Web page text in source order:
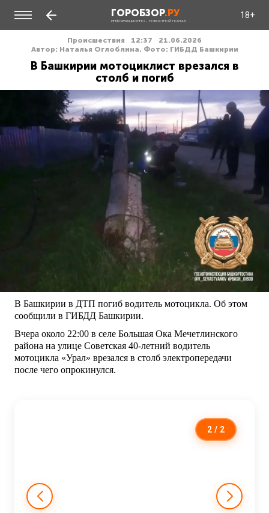
ГОРОБЗОР.РУ
ИНФОРМАЦИОННО - НОВОСТНОЙ ПОРТАЛ
18+
Происшествия 12:37
21.06.2026
Автор: Наталья Оглоблина. Фото: ГИБДД Башкирии
В Башкирии мотоциклист врезался в
столб и погиб
В Башкирии в ДТП погиб водитель мотоцикла. Об этом
сообщили в ГИБДД Башкирии.
Вчера около 22:00 в селе Большая Ока Мечетлинского
района на улице Советская 40-летний водитель
мотоцикла «Урал» врезался в столб электропередачи
после чего опрокинулся.
2 / 2